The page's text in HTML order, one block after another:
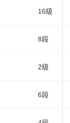
16级
8段
2级
6段